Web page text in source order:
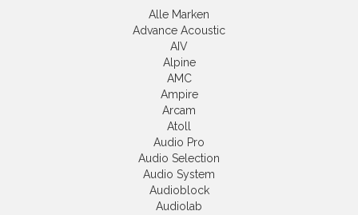
Alle Marken
Advance Acoustic
AIV
Alpine
AMC
Ampire
Arcam
Atoll
Audio Pro
Audio Selection
Audio System
Audioblock
Audiolab